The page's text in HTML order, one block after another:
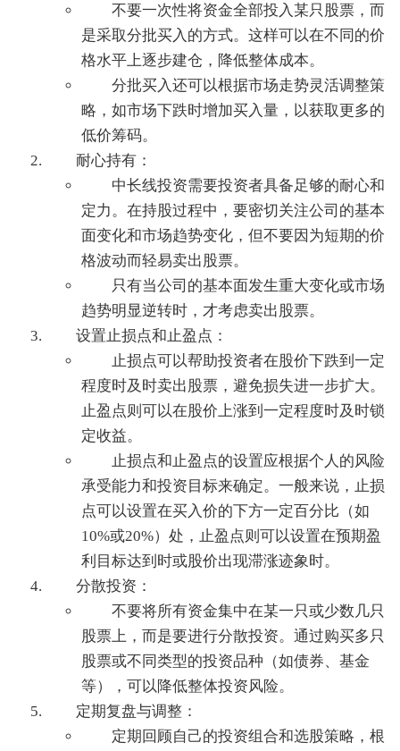
不要一次性将资金全部投入某只股票，而
是采取分批买入的方式。这样可以在不同的价
格水平上逐步建仓，降低整体成本。
分批买入还可以根据市场走势灵活调整策
略，如市场下跌时增加买入量，以获取更多的
低价筹码。
耐心持有：
中长线投资需要投资者具备足够的耐心和
定力。在持股过程中，要密切关注公司的基本
面变化和市场趋势变化，但不要因为短期的价
格波动而轻易卖出股票。
只有当公司的基本面发生重大变化或市场
趋势明显逆转时，才考虑卖出股票。
设置止损点和止盈点：
止损点可以帮助投资者在股价下跌到一定
程度时及时卖出股票，避免损失进一步扩大。
止盈点则可以在股价上涨到一定程度时及时锁
定收益。
止损点和止盈点的设置应根据个人的风险
承受能力和投资目标来确定。一般来说，止损
点可以设置在买入价的下方一定百分比（如
10%或20%）处，止盈点则可以设置在预期盈
利目标达到时或股价出现滞涨迹象时。
分散投资：
不要将所有资金集中在某一只或少数几只
股票上，而是要进行分散投资。通过购买多只
股票或不同类型的投资品种（如债券、基金
等），可以降低整体投资风险。
定期复盘与调整：
定期回顾自己的投资组合和选股策略，根